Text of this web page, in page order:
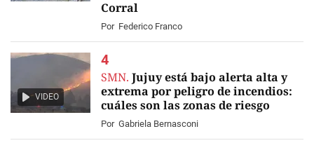
Corral
Por Federico Franco
VIDEO
SMN. Jujuy está bajo alerta alta y
extrema por peligro de incendios:
cuáles son las zonas de riesgo
Por Gabriela Bernasconi